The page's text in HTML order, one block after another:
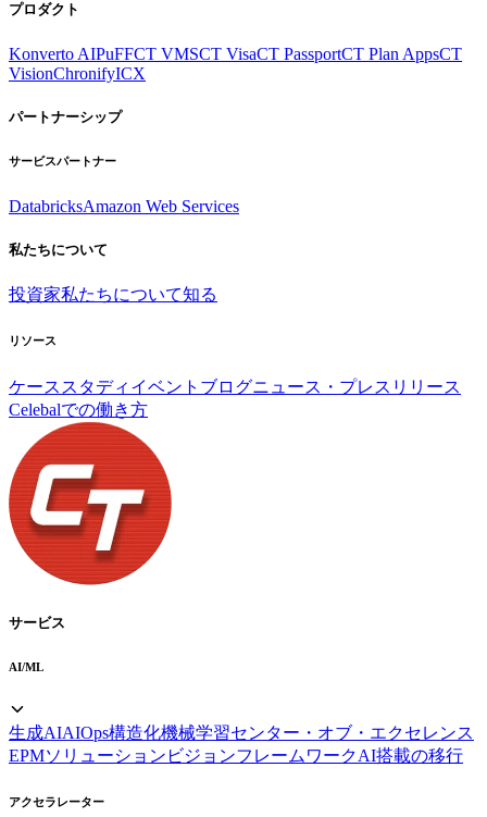
プロダクト
Konverto AIPuFFCT VMSCT VisaCT PassportCT Plan AppsCT
VisionChronifyICX
パートナーシップ
サービスパートナー
DatabricksAmazon Web Services
私たちについて
投資家私たちについて知る
リソース
ケーススタディ イベント ブログニュース・プレスリリース
Celebalでの働き方
サービス
AI/ML
生成AIAIOps構造化機械学習センター・オブ・エクセレンス
EPMソリューション ビジョンフレームワークAI搭載の移行
アクセラレーター